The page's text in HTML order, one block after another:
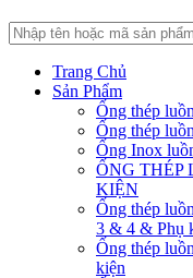
Trang Chủ
Sản Phẩm
Ống thép
Ống thép
Ống Inox
ỐNG THÉP
KIỆN
Ống thép
3 & 4 & Phụ
Ống thép
kiện